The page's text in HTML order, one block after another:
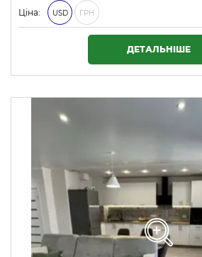
Ціна: USD ГРН
ДЕТАЛЬНІШЕ